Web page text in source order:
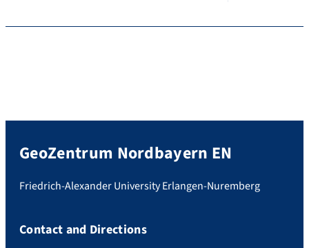
GeoZentrum Nordbayern EN
Friedrich-Alexander University Erlangen-Nuremberg
Contact and Directions